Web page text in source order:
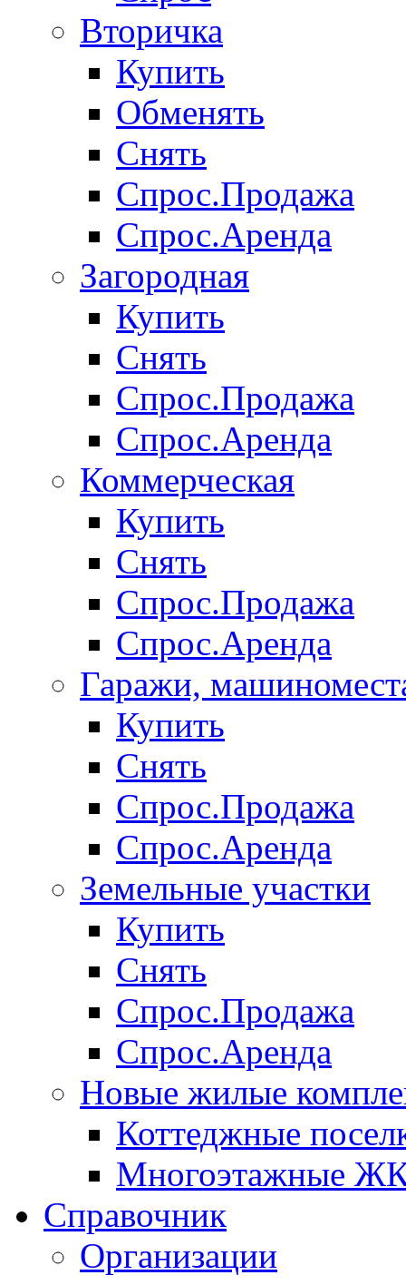
Вторичка
Купить
Обменять
Снять
Спрос.Продажа
Спрос.Аренда
Загородная
Купить
Снять
Спрос.Продажа
Спрос.Аренда
Коммерческая
Купить
Снять
Спрос.Продажа
Спрос.Аренда
Гаражи,
Купить
Снять
Спрос.Продажа
Спрос.Аренда
Земельные участки
Купить
Снять
Спрос.Продажа
Спрос.Аренда
Новые жилые
Коттеджные
Многоэтажные
Справочник
Организации